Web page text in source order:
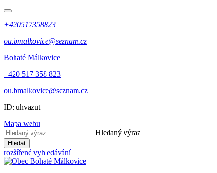
+420517358823
ou.bmalkovice@seznam.cz
Bohaté Málkovice
+420 517 358 823
ou.bmalkovice@seznam.cz
ID: uhvazut
Mapa webu
Hledaný výraz
Hledat
rozšířené vyhledávání